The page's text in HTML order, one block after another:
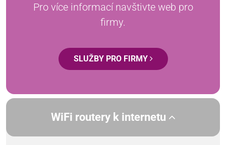
Pro více informací navštivte web pro
firmy.
SLUŽBY PRO FIRMY
WiFi routery k internetu